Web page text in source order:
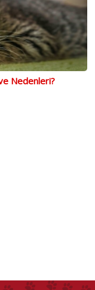
Nedenleri?